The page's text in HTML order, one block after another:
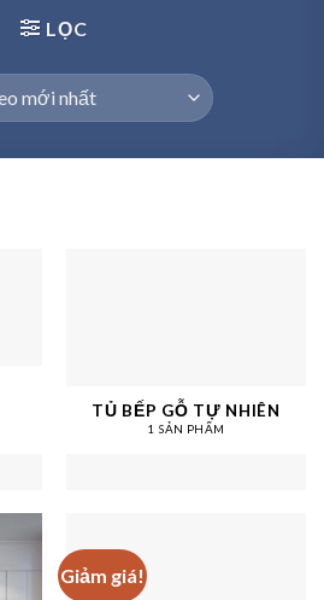
LỌC
TỦ BẾP GỖ TỰ NHIÊN
1 SẢN PHẨM
Giảm giá!